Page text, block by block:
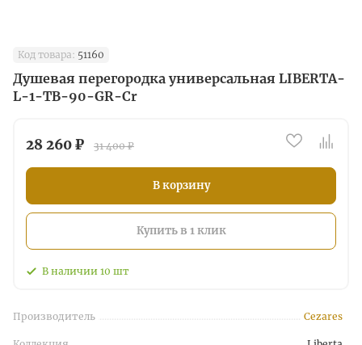
Код товара: 51160
Душевая перегородка универсальная LIBERTA-
L-1-TB-90-GR-Cr
28 260 ₽ 31 400 ₽
В корзину
Купить в 1 клик
В наличии 10 шт
Производитель Cezares